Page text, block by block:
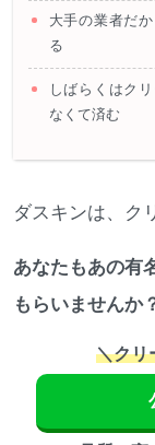
大手の業者だ
る
しばらくはク
なくて済む
ダスキンは、ク
あなたもあの有
もらいませんか
＼クリ